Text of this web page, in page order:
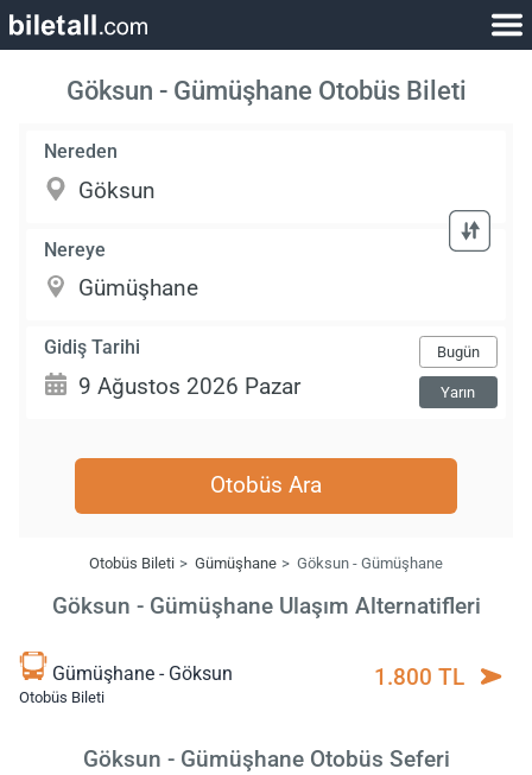
Göksun - Gümüşhane Otobüs Bileti
Nereden
Nereye
Gidiş Tarihi Bugün
Yarın
Otobüs Ara
Otobüs Bileti Gümüşhane Göksun - Gümüşhane
Göksun - Gümüşhane Ulaşım Alternatifleri
Gümüşhane - Göksun
Otobüs Bileti
1.800 TL
Göksun - Gümüşhane Otobüs Seferi